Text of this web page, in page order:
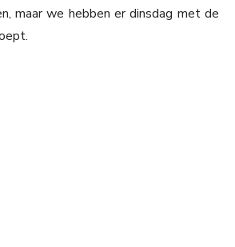
maar we hebben er dinsdag met de